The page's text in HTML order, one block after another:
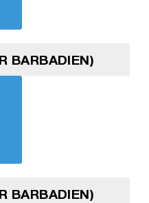
BARBADIEN)
BARBADIEN)